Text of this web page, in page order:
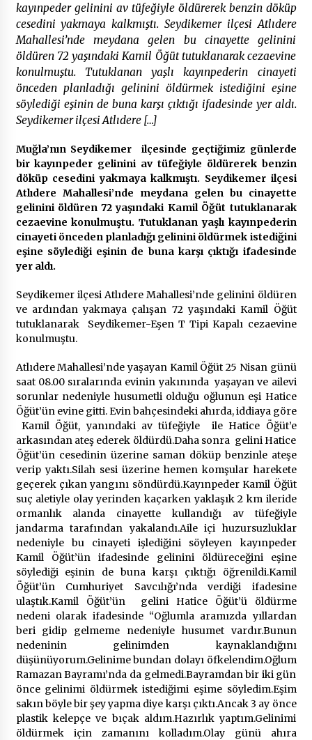
9 Günde 119 Acil Olaya Müdahale Edildi
2 ay ago
FETHİYE BELEDİYESİ HAZİRAN AYI MECLİS
TOPLANTISI GERÇEKLEŞTİRİLDİ
2 ay ago
HAYIRSEVER DİNÇER AKYALI’DAN EĞİTİME
DESTEK
2 ay ago
Mobil Tekerlekli Sandalye Tamir Aracı Engelsiz
Muğla İçin Yollarda
2 ay ago
4 ay ago
9 ay ago
Seydikemer Belediye Meclisi Ekim Ayı
Toplantısı Yapıldı
2 yıl ago
“Hiç Kimse Kaçak Yapım Legalleşecek Ümidinde
Olmamalı”
2 yıl ago
Muğla’da Çoğunluk CHP’de
2 yıl ago
kayınpeder gelinini av tüfeğiyle öldürerek benzin döküp
cesedini yakmaya kalkmıştı. Seydikemer ilçesi Atlıdere
Mahallesi’nde meydana gelen bu cinayette gelinini
öldüren 72 yaşındaki Kamil Öğüt tutuklanarak cezaevine
konulmuştu. Tutuklanan yaşlı kayınpederin cinayeti
önceden planladığı gelinini öldürmek istediğini eşine
söylediği eşinin de buna karşı çıktığı ifadesinde yer aldı.
Seydikemer ilçesi Atlıdere […]
Muğla’nın Seydikemer ilçesinde geçtiğimiz günlerde
bir kayınpeder gelinini av tüfeğiyle öldürerek benzin
döküp cesedini yakmaya kalkmıştı. Seydikemer ilçesi
Atlıdere Mahallesi’nde meydana gelen bu cinayette
gelinini öldüren 72 yaşındaki Kamil Öğüt tutuklanarak
cezaevine konulmuştu. Tutuklanan yaşlı kayınpederin
cinayeti önceden planladığı gelinini öldürmek istediğini
eşine söylediği eşinin de buna karşı çıktığı ifadesinde
yer aldı.
Seydikemer ilçesi Atlıdere Mahallesi’nde gelinini öldüren
ve ardından yakmaya çalışan 72 yaşındaki Kamil Öğüt
tutuklanarak Seydikemer-Eşen T Tipi Kapalı cezaevine
konulmuştu.
Atlıdere Mahallesi’nde yaşayan Kamil Öğüt 25 Nisan günü
saat 08.00 sıralarında evinin yakınında yaşayan ve ailevi
sorunlar nedeniyle husumetli olduğu oğlunun eşi Hatice
Öğüt’ün evine gitti. Evin bahçesindeki ahırda, iddiaya göre
Kamil Öğüt, yanındaki av tüfeğiyle ile Hatice Öğüt’e
arkasından ateş ederek öldürdü.Daha sonra gelini Hatice
Öğüt’ün cesedinin üzerine saman döküp benzinle ateşe
verip yaktı.Silah sesi üzerine hemen komşular harekete
geçerek çıkan yangını söndürdü.Kayınpeder Kamil Öğüt
suç aletiyle olay yerinden kaçarken yaklaşık 2 km ileride
ormanlık alanda cinayette kullandığı av tüfeğiyle
jandarma tarafından yakalandı.Aile içi huzursuzluklar
nedeniyle bu cinayeti işlediğini söyleyen kayınpeder
Kamil Öğüt’ün ifadesinde gelinini öldüreceğini eşine
söylediği eşinin de buna karşı çıktığı öğrenildi.Kamil
Öğüt’ün Cumhuriyet Savcılığı’nda verdiği ifadesine
ulaştık.Kamil Öğüt’ün gelini Hatice Öğüt’ü öldürme
nedeni olarak ifadesinde “Oğlumla aramızda yıllardan
beri gidip gelmeme nedeniyle husumet vardır.Bunun
nedeninin gelinimden kaynaklandığını
düşünüyorum.Gelinime bundan dolayı öfkelendim.Oğlum
Ramazan Bayramı’nda da gelmedi.Bayramdan bir iki gün
önce gelinimi öldürmek istediğimi eşime söyledim.Eşim
sakın böyle bir şey yapma diye karşı çıktı.Ancak 3 ay önce
plastik kelepçe ve bıçak aldım.Hazırlık yaptım.Gelinimi
öldürmek için zamanını kolladım.Olay günü ahıra